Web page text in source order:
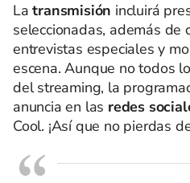
Latransmisión incluirá
seleccionadas, además de
entrevistas especiales y
escena. Aunque no todos
del streaming, la
anuncia en las redes
Cool. ¡Así que no pierdas